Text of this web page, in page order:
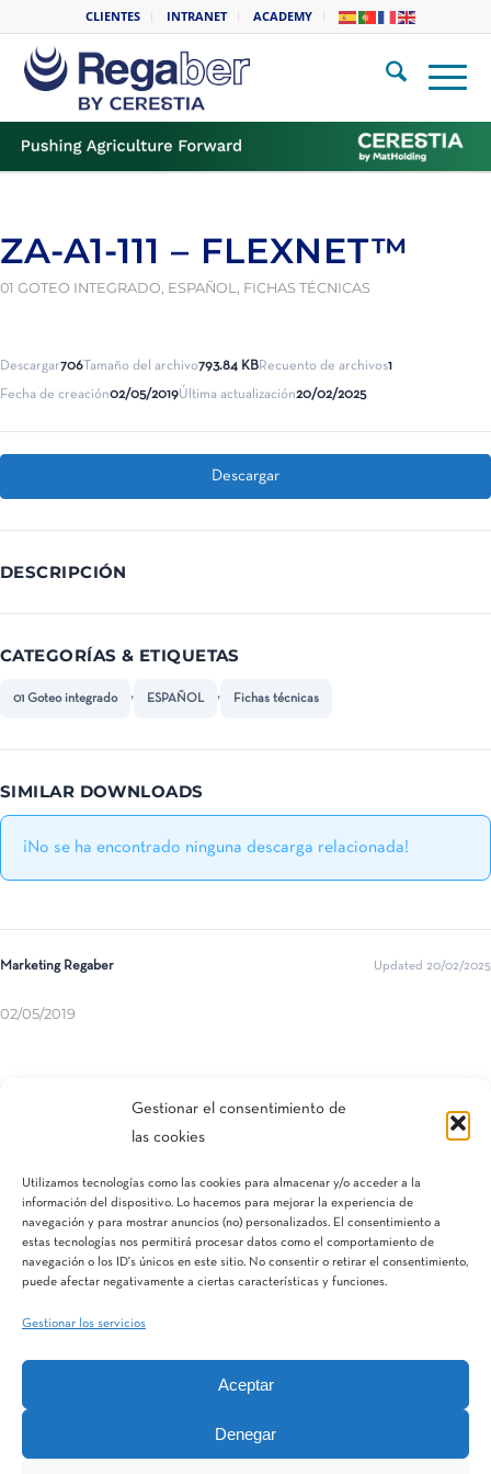
Gestionar el consentimiento de
las cookies
Utilizamos tecnologías como las cookies para almacenar y/o acceder a la
información del dispositivo. Lo hacemos para mejorar la experiencia de
navegación y para mostrar anuncios (no) personalizados. El consentimiento a
estas tecnologías nos permitirá procesar datos como el comportamiento de
navegación o los ID's únicos en este sitio. No consentir o retirar el consentimiento,
puede afectar negativamente a ciertas características y funciones.
Gestionar los servicios
Aceptar
Denegar
CLIENTES INTRANET ACADEMY
ZA-A1-111 – FLEXNET™
01 GOTEO INTEGRADO, ESPAÑOL, FICHAS TÉCNICAS
Descargar706 Tamaño del archivo793.84 KBRecuento de archivos1
Fecha de creación02/05/2019Última actualización20/02/2025
Descargar
DESCRIPCIÓN
CATEGORÍAS & ETIQUETAS
01 Goteo integrado , ESPAÑOL , Fichas técnicas
SIMILAR DOWNLOADS
¡No se ha encontrado ninguna descarga relacionada!
Marketing Regaber Updated 20/02/2025
02/05/2019